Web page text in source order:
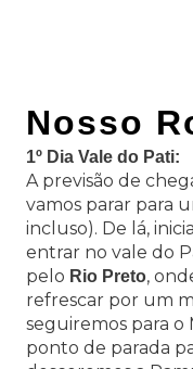
Nosso
1º Dia Vale do Pati:
A previsão de
vamos parar para
incluso). De lá,
entrar no vale do
pelo Rio Preto,
refrescar por um
seguiremos para o
ponto de parada